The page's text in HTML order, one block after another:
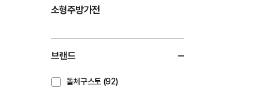
소형주방가전
브랜드
돌체구스토 (92)